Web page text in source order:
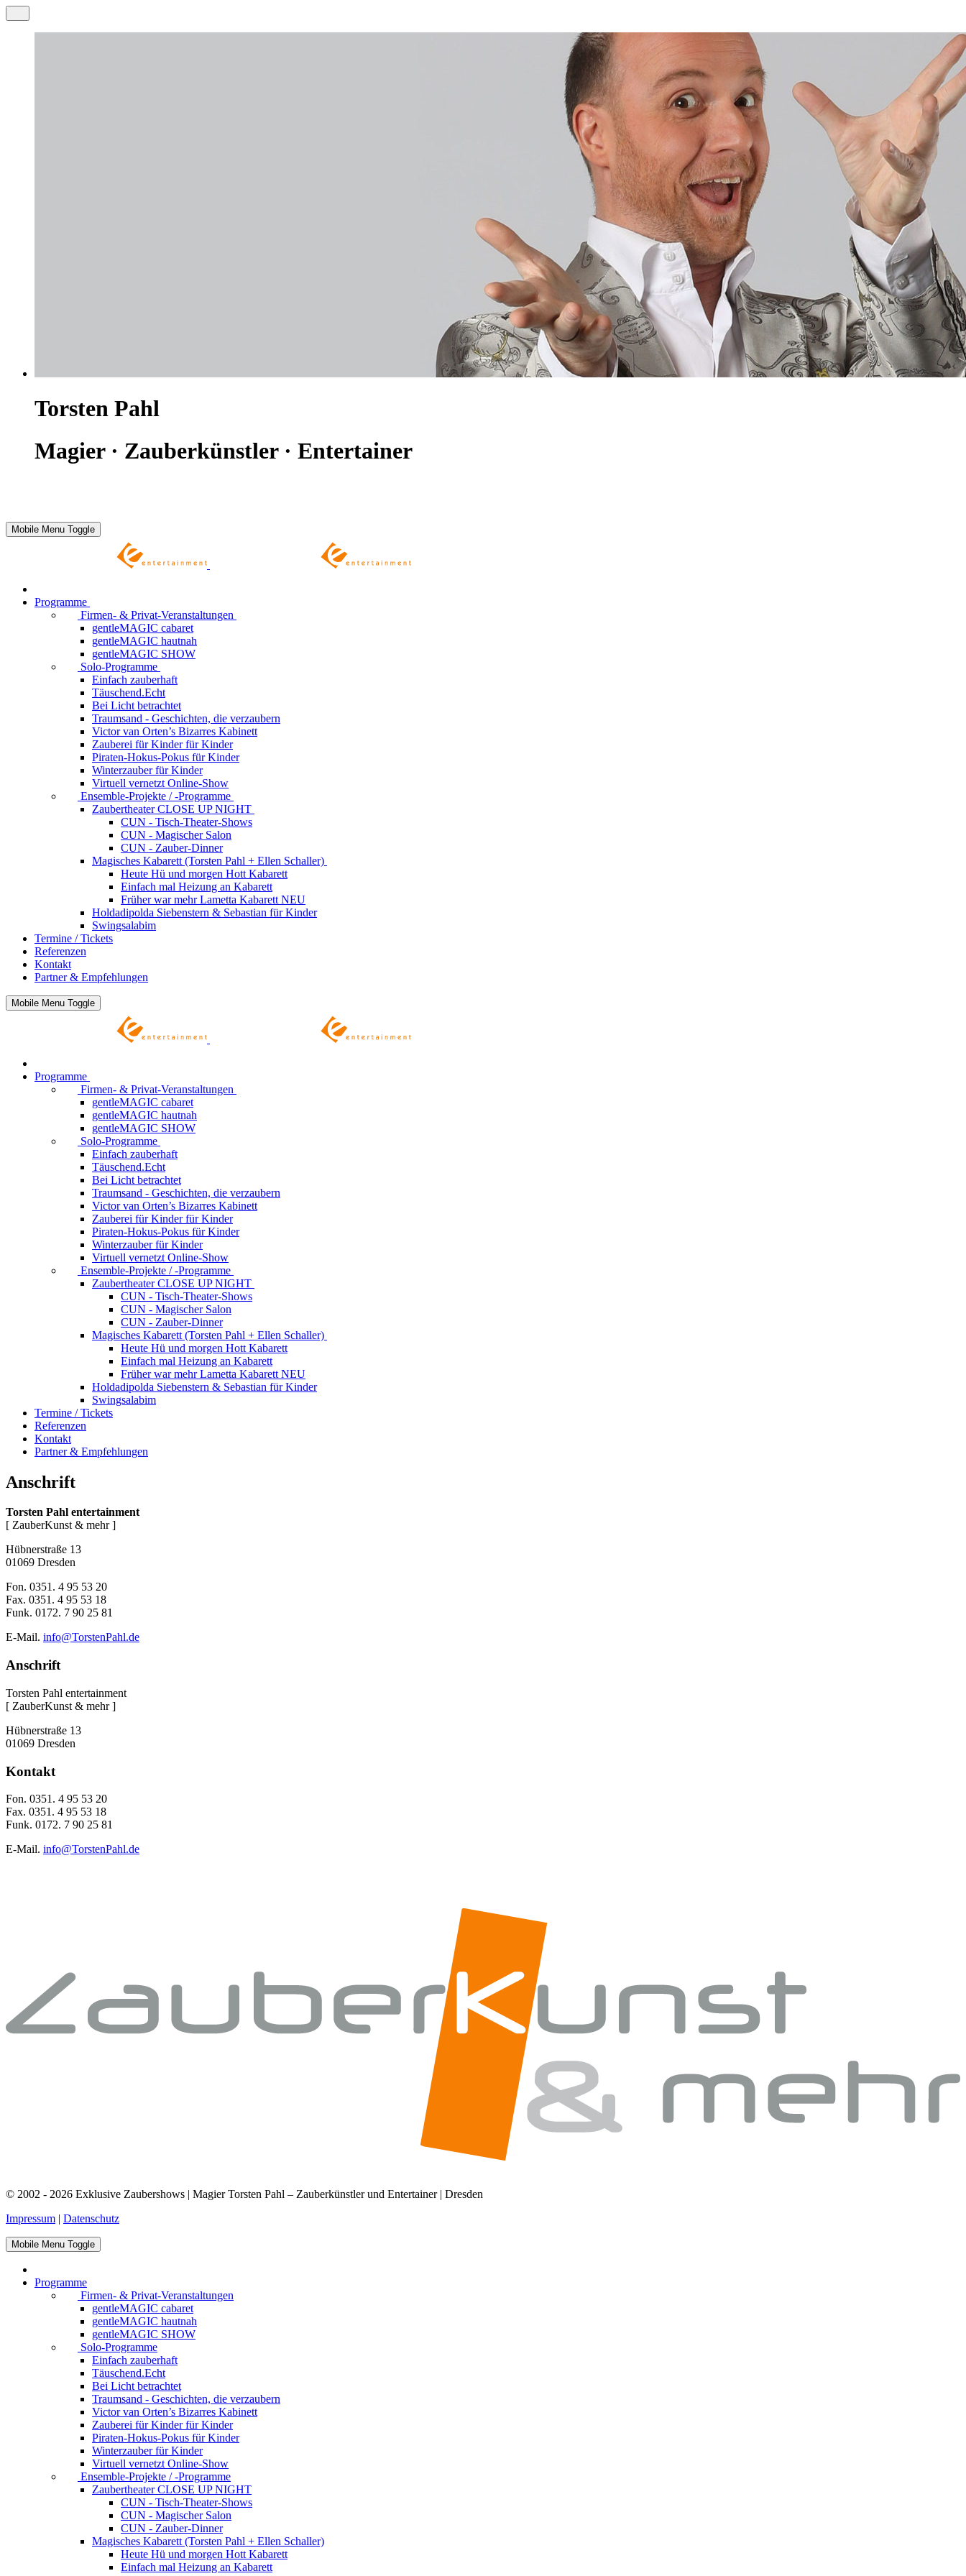
Torsten Pahl
Magier · Zauberkünstler · Entertainer
Mobile Menu Toggle
Programme
Firmen- & Privat-Veranstaltungen
gentleMAGIC cabaret
gentleMAGIC hautnah
gentleMAGIC SHOW
Solo-Programme
Einfach zauberhaft
Täuschend.Echt
Bei Licht betrachtet
Traumsand - Geschichten, die verzaubern
Victor van Orten’s Bizarres Kabinett
Zauberei für Kinder für Kinder
Piraten-Hokus-Pokus für Kinder
Winterzauber für Kinder
Virtuell vernetzt Online-Show
Ensemble-Projekte / -Programme
Zaubertheater CLOSE UP NIGHT
CUN - Tisch-Theater-Shows
CUN - Magischer Salon
CUN - Zauber-Dinner
Magisches Kabarett (Torsten Pahl + Ellen Schaller)
Heute Hü und morgen Hott Kabarett
Einfach mal Heizung an Kabarett
Früher war mehr Lametta Kabarett NEU
Holdadipolda Siebenstern & Sebastian für Kinder
Swingsalabim
Termine / Tickets
Referenzen
Kontakt
Partner & Empfehlungen
Mobile Menu Toggle
Programme
Firmen- & Privat-Veranstaltungen
gentleMAGIC cabaret
gentleMAGIC hautnah
gentleMAGIC SHOW
Solo-Programme
Einfach zauberhaft
Täuschend.Echt
Bei Licht betrachtet
Traumsand - Geschichten, die verzaubern
Victor van Orten’s Bizarres Kabinett
Zauberei für Kinder für Kinder
Piraten-Hokus-Pokus für Kinder
Winterzauber für Kinder
Virtuell vernetzt Online-Show
Ensemble-Projekte / -Programme
Zaubertheater CLOSE UP NIGHT
CUN - Tisch-Theater-Shows
CUN - Magischer Salon
CUN - Zauber-Dinner
Magisches Kabarett (Torsten Pahl + Ellen Schaller)
Heute Hü und morgen Hott Kabarett
Einfach mal Heizung an Kabarett
Früher war mehr Lametta Kabarett NEU
Holdadipolda Siebenstern & Sebastian für Kinder
Swingsalabim
Termine / Tickets
Referenzen
Kontakt
Partner & Empfehlungen
Anschrift
Torsten Pahl entertainment
[ ZauberKunst & mehr ]
Hübnerstraße 13
01069 Dresden
Fon. 0351. 4 95 53 20
Fax. 0351. 4 95 53 18
Funk. 0172. 7 90 25 81
E-Mail. info@TorstenPahl.de
Anschrift
Torsten Pahl entertainment
[ ZauberKunst & mehr ]
Hübnerstraße 13
01069 Dresden
Kontakt
Fon. 0351. 4 95 53 20
Fax. 0351. 4 95 53 18
Funk. 0172. 7 90 25 81
E-Mail. info@TorstenPahl.de
© 2002 - 2026 Exklusive Zaubershows | Magier Torsten Pahl – Zauberkünstler und Entertainer | Dresden
Impressum | Datenschutz
Mobile Menu Toggle
Programme
Firmen- & Privat-Veranstaltungen
gentleMAGIC cabaret
gentleMAGIC hautnah
gentleMAGIC SHOW
Solo-Programme
Einfach zauberhaft
Täuschend.Echt
Bei Licht betrachtet
Traumsand - Geschichten, die verzaubern
Victor van Orten’s Bizarres Kabinett
Zauberei für Kinder für Kinder
Piraten-Hokus-Pokus für Kinder
Winterzauber für Kinder
Virtuell vernetzt Online-Show
Ensemble-Projekte / -Programme
Zaubertheater CLOSE UP NIGHT
CUN - Tisch-Theater-Shows
CUN - Magischer Salon
CUN - Zauber-Dinner
Magisches Kabarett (Torsten Pahl + Ellen Schaller)
Heute Hü und morgen Hott Kabarett
Einfach mal Heizung an Kabarett